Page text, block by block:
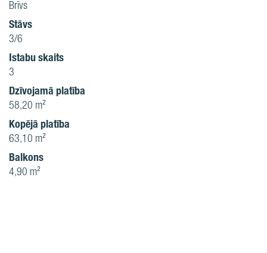
Brīvs
Stāvs
3/6
Istabu skaits
3
Dzīvojamā platība
58,20 m²
Kopējā platība
63,10 m²
Balkons
4,90 m²